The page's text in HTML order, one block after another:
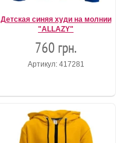
Детская синяя худи на молнии
"ALLAZY"
760 грн.
Артикул: 417281